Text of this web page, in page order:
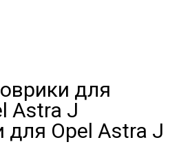
для Opel Astra J